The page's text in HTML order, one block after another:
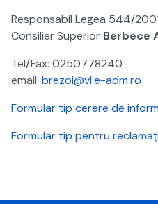
Responsabil Legea 544/
Consilier Superior Berbece
Tel/Fax: 0250778240
email: brezoi@vl.e-adm.ro
Formular tip cerere de
Formular tip pentru